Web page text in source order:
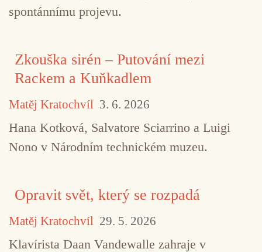
spontánnímu projevu.
Zkouška sirén – Putování mezi
Rackem a Kuňkadlem
Matěj Kratochvíl 3. 6. 2026
Hana Kotková, Salvatore Sciarrino a Luigi
Nono v Národním technickém muzeu.
Opravit svět, který se rozpadá
Matěj Kratochvíl 29. 5. 2026
Klavírista Daan Vandewalle zahraje v